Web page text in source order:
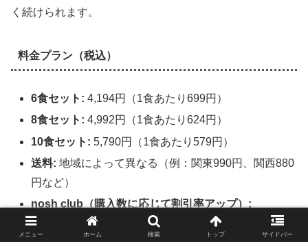
く続けられます。
料金プラン（税込）
6食セット: 4,194円（1食あたり699円）
8食セット: 4,992円（1食あたり624円）
10食セット: 5,790円（1食あたり579円）
送料: 地域によって異なる（例：関東990円、関西880
円など）
nosh club（購入数に応じて割引率アップ）:
累計10食購入で1%OFF、累計170食購入で最大
メニュー ホーム 検索 トップ サイドバー